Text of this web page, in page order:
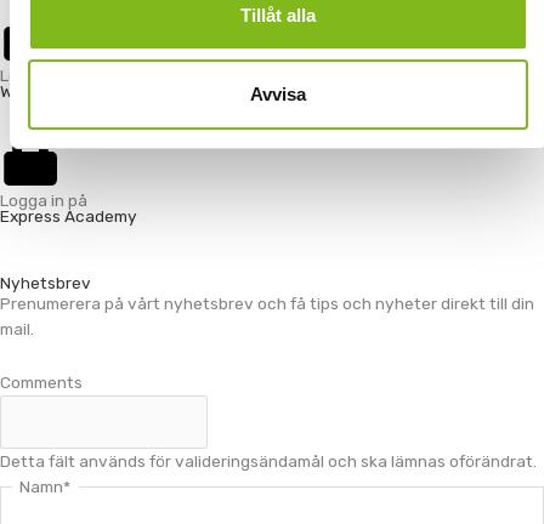
Tillåt alla
Avvisa
i
n
Logga in på
Webshopen
Logga in på
Express Academy
Nyhetsbrev
Prenumerera på vårt nyhetsbrev och få tips och nyheter direkt till din
mail.
Comments
Detta fält används för valideringsändamål och ska lämnas oförändrat.
Namn*